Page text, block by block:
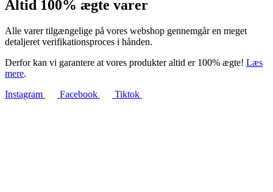
Altid 100% ægte varer
Alle varer tilgængelige på vores webshop gennemgår en meget
detaljeret verifikationsproces i hånden.
Derfor kan vi garantere at vores produkter altid er 100% ægte! Læs
mere.
Instagram
Facebook Tiktok